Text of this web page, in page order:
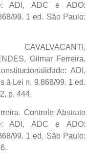
ADI, ADC e ADO:
99. 1 ed. São Paulo:
Gilmar Ferreira.
ADI,
à Lei n. 9.868/99. 1 ed.
p. 444.
Controle Abstrato
ADI, ADC e ADO:
99. 1 ed. São Paulo: